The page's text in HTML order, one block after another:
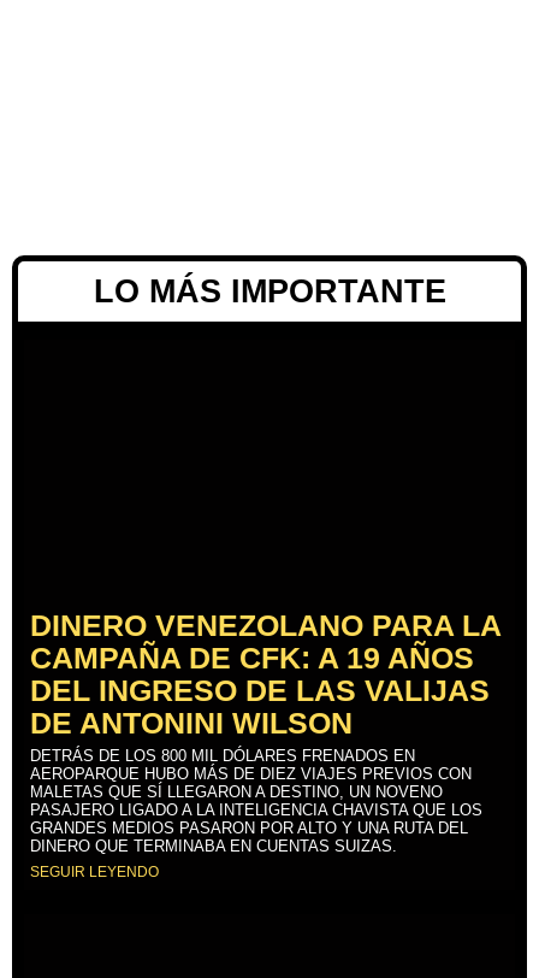
LO MÁS IMPORTANTE
DINERO VENEZOLANO PARA LA
CAMPAÑA DE CFK: A 19 AÑOS
DEL INGRESO DE LAS VALIJAS
DE ANTONINI WILSON
DETRÁS DE LOS 800 MIL DÓLARES FRENADOS EN
AEROPARQUE HUBO MÁS DE DIEZ VIAJES PREVIOS CON
MALETAS QUE SÍ LLEGARON A DESTINO, UN NOVENO
PASAJERO LIGADO A LA INTELIGENCIA CHAVISTA QUE LOS
GRANDES MEDIOS PASARON POR ALTO Y UNA RUTA DEL
DINERO QUE TERMINABA EN CUENTAS SUIZAS.
SEGUIR LEYENDO